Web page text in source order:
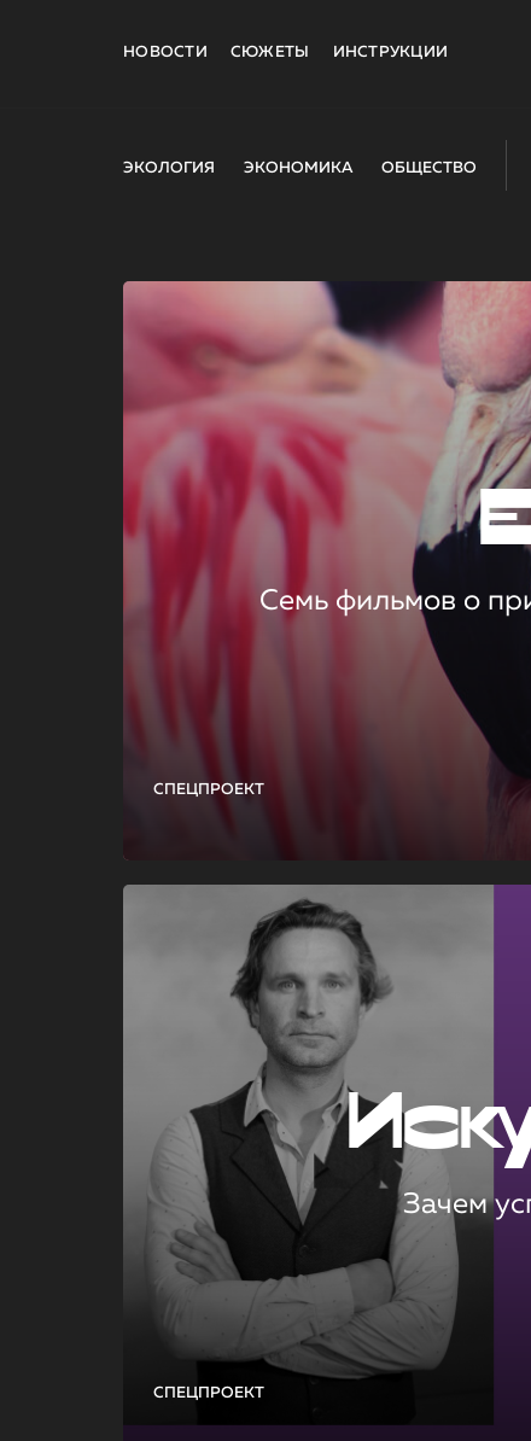
НОВОСТИ СЮЖЕТЫ ИНСТРУКЦИИ
ЭКОЛОГИЯ ЭКОНОМИКА ОБЩЕСТВО
СПЕЦПРОЕКТ
Семь фильмов о
СПЕЦПРОЕКТ
Зачем